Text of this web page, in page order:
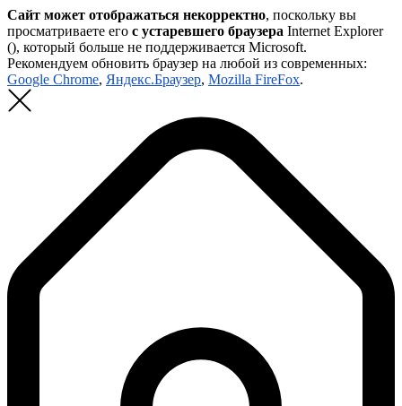
Сайт может отображаться некорректно, поскольку вы
просматриваете его с устаревшего браузера Internet Explorer
(), который больше не поддерживается Microsoft.
Рекомендуем обновить браузер на любой из современных:
Google Chrome, Яндекс.Браузер, Mozilla FireFox.